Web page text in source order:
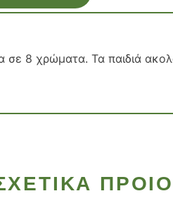
8 χρώματα. Τα παιδιά